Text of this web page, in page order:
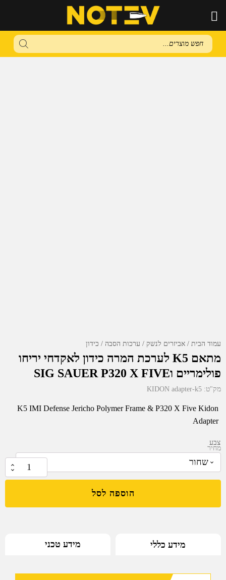
Products
search
עמוד הבית אביזרים לנשק ערכות הסבה כידון
מתאם K5 לערכת המרה כידון לאקדחי יריחו
פולימריים וSIG SAUER P320 X FIVE
מק"ט: KIDON adapter-k5
K5 IMI Defense Jericho Polymer Frame & P320 X Five Kidon
Adapter
מחיר
344.95
צבע
של
K5
כידון
הוספה לסל
מידע כללי מידע טכני